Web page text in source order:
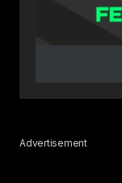
Advertisement